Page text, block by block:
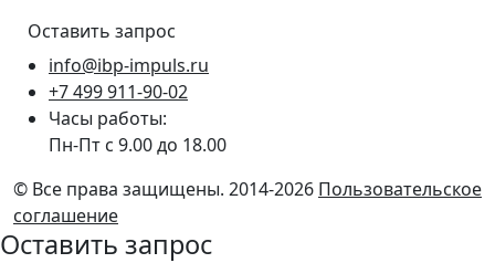
Оставить запрос
info@ibp-impuls.ru
+7 499 911-90-02
Часы работы:
Пн-Пт с 9.00 до 18.00
© Все права защищены. 2014-2026 Пользовательское
соглашение
Оставить запрос